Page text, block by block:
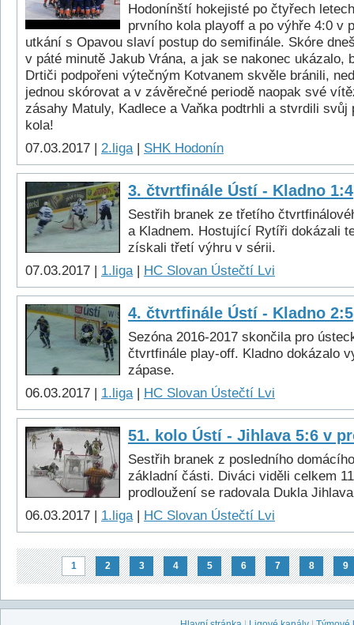
Hodonínští hokejisté po čtyřech
prvního kola playoff a po výhře 4:0 v
utkání s Opavou slaví postup do semifinále. Skóre
v páté minutě Jakub Vrána, a jak se nakonec ukázalo,
Drtiči podpořeni výtečným Kotvanem skvěle bránili,
jednou skórovat a v závěrečné periodě naopak své
zásahy Matuly, Kadlece a Vaňka podtrhli a stvrdili svůj
kola!
07.03.2017 | 2.liga| SHK Hodonín
3. čtvrtfinále Ústí - Kladno 1:4
Sestřih branek ze třetího
a Kladnem. Hostující Rytíři dokázali
získali třetí výhru v sérii.
07.03.2017 | 1.liga| HC Slovan Ústečtí Lvi
4. čtvrtfinále Ústí - Kladno 2:5
Sezóna 2016-2017 skončila pro
čtvrtfinále play-off. Kladno dokázalo
zápase.
06.03.2017 | 1.liga| HC Slovan Ústečtí Lvi
51. kolo Ústí - Jihlava 5:6 v
Sestřih branek z posledního
základní části. Diváci viděli celkem
prodloužení se radovala Dukla
06.03.2017 | 1.liga| HC Slovan Ústečtí Lvi
1 2 3 4 5 6 7 8 9